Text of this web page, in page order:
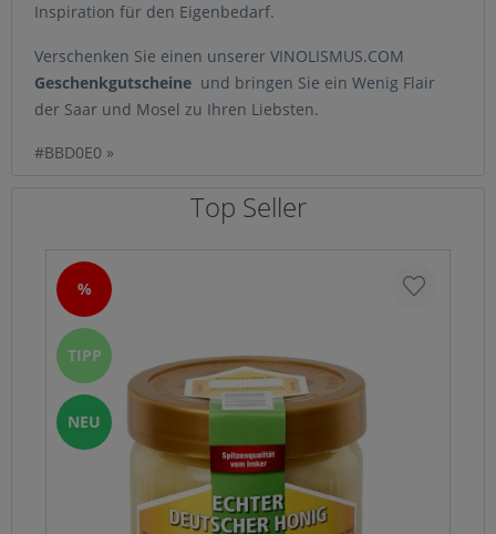
Inspiration für den Eigenbedarf.
Verschenken Sie einen unserer VINOLISMUS.COM
Geschenkgutscheine und bringen Sie ein Wenig Flair
der Saar und Mosel zu Ihren Liebsten.
#BBD0E0 »
Top Seller
%
TIPP
NEU